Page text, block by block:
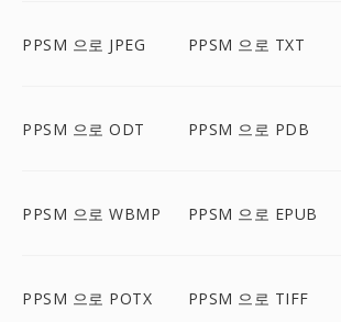
PPSM 으로 JPEG PPSM 으로 TXT
PPSM 으로 ODT PPSM 으로 PDB
PPSM 으로 WBMP PPSM 으로 EPUB
PPSM 으로 POTX PPSM 으로 TIFF